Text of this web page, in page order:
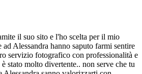
il suo sito e l'ho scelta per il mio
Alessandra hanno saputo farmi sentire
servizio fotografico con professionalità e
stato molto divertente.. non serve che tu